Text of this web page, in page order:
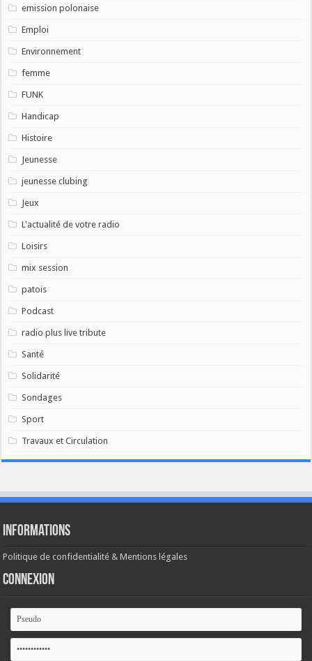
emission polonaise
Emploi
Environnement
femme
FUNK
Handicap
Histoire
Jeunesse
jeunesse clubing
Jeux
L'actualité de votre radio
Loisirs
mix session
patois
Podcast
radio plus live tribute
Santé
Solidarité
Sondages
Sport
Travaux et Circulation
Informations
Politique de confidentialité & Mentions légales
Connexion